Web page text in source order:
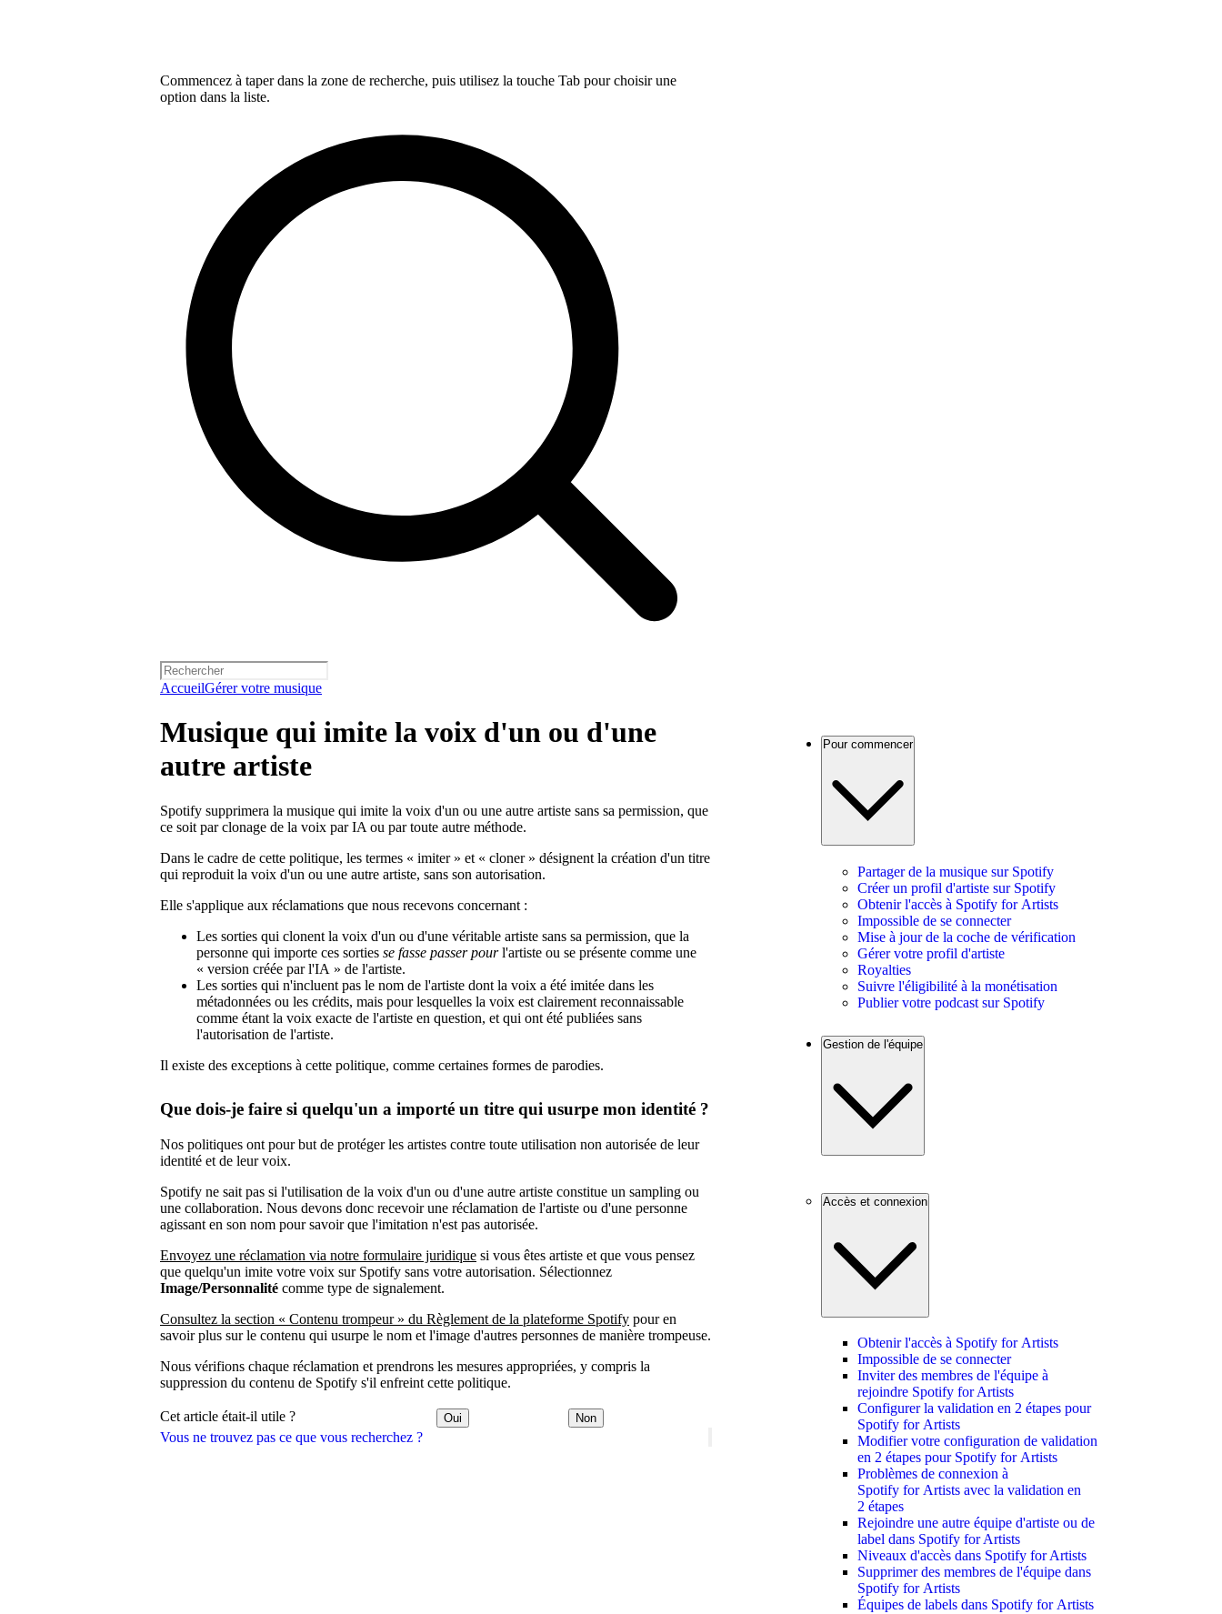
Commencez à taper dans la zone de recherche, puis utilisez la touche Tab pour choisir une
option dans la liste.
AccueilGérer votre musique
Vous ne trouvez pas ce que vous recherchez ?
Musique qui imite la voix d'un ou d'une
autre artiste
Spotify supprimera la musique qui imite la voix d'un ou une autre artiste sans sa permission, que
ce soit par clonage de la voix par IA ou par toute autre méthode.
Dans le cadre de cette politique, les termes « imiter » et « cloner » désignent la création d'un titre
qui reproduit la voix d'un ou une autre artiste, sans son autorisation.
Elle s'applique aux réclamations que nous recevons concernant :
Les sorties qui clonent la voix d'un ou d'une véritable artiste sans sa permission, que la
personne qui importe ces sorties se fasse passer pourl'artiste ou se présente comme une
« version créée par l'IA » de l'artiste.
Les sorties qui n'incluent pas le nom de l'artiste dont la voix a été imitée dans les
métadonnées ou les crédits, mais pour lesquelles la voix est clairement reconnaissable
comme étant la voix exacte de l'artiste en question, et qui ont été publiées sans
l'autorisation de l'artiste.
Il existe des exceptions à cette politique, comme certaines formes de parodies.
Que dois-je faire si quelqu'un a importé un titre qui usurpe mon identité ?
Nos politiques ont pour but de protéger les artistes contre toute utilisation non autorisée de leur
identité et de leur voix.
Spotify ne sait pas si l'utilisation de la voix d'un ou d'une autre artiste constitue un sampling ou
une collaboration. Nous devons donc recevoir une réclamation de l'artiste ou d'une personne
agissant en son nom pour savoir que l'imitation n'est pas autorisée.
Envoyez une réclamation via notre formulaire juridique si vous êtes artiste et que vous pensez
que quelqu'un imite votre voix sur Spotify sans votre autorisation. Sélectionnez
Image/Personnalité comme type de signalement.
Consultez la section « Contenu trompeur » du Règlement de la plateforme Spotify pour en
savoir plus sur le contenu qui usurpe le nom et l'image d'autres personnes de manière trompeuse.
Nous vérifions chaque réclamation et prendrons les mesures appropriées, y compris la
suppression du contenu de Spotify s'il enfreint cette politique.
Cet article était-il utile ? Oui Non
Pour commencer
Partager de la musique sur Spotify
Créer un profil d'artiste sur Spotify
Obtenir l'accès à Spotify for Artists
Impossible de se connecter
Mise à jour de la coche de vérification
Gérer votre profil d'artiste
Royalties
Suivre l'éligibilité à la monétisation
Publier votre podcast sur Spotify
Gestion de l'équipe
Accès et connexion
Obtenir l'accès à Spotify for Artists
Impossible de se connecter
Inviter des membres de l'équipe à
rejoindre Spotify for Artists
Configurer la validation en 2 étapes pour
Spotify for Artists
Modifier votre configuration de validation
en 2 étapes pour Spotify for Artists
Problèmes de connexion à
Spotify for Artists avec la validation en
2 étapes
Rejoindre une autre équipe d'artiste ou de
label dans Spotify for Artists
Niveaux d'accès dans Spotify for Artists
Supprimer des membres de l'équipe dans
Spotify for Artists
Équipes de labels dans Spotify for Artists